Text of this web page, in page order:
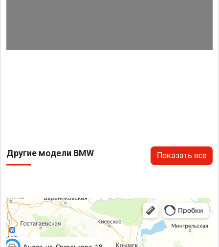
Другие модели BMW Показать все